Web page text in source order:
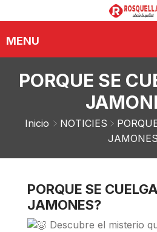
PORQUE SE
Inicio NOTICIES
PORQUE SE
JAMONES?
Descubre el misterio